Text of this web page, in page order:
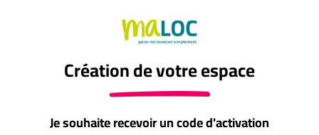
Création de votre espace
Je souhaite recevoir un code d'activation